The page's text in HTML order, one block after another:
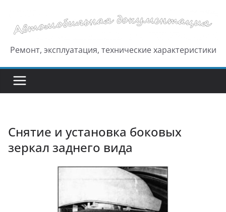
содержимому
Ремонт, эксплуатация, технические характеристики
Снятие и установка боковых
зеркал заднего вида